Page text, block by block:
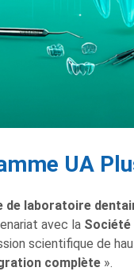
UA
laboratoire
avec la Société
scientifique de
complète».